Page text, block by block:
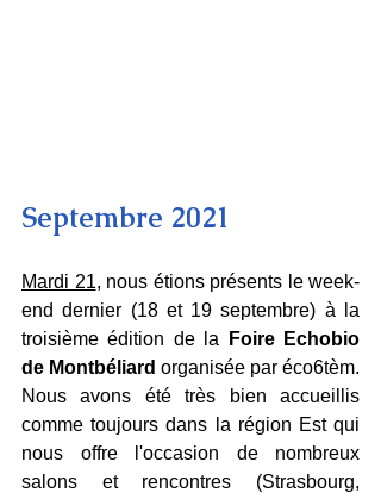
Septembre 2021
Mardi 21, nous étions présents le week-
end dernier (18 et 19 septembre) à la
troisième édition de la
Foire Echobio
de Montbéliard organisée par éco6tèm.
Nous avons été très bien accueillis
comme toujours dans la région Est qui
nous offre l'occasion de nombreux
salons et rencontres (Strasbourg,